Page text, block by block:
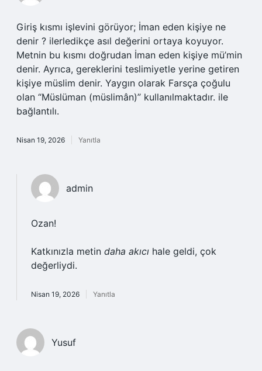
Giriş kısmı işlevini görüyor; İman eden kişiye ne
denir ? ilerledikçe asıl değerini ortaya koyuyor.
Metnin bu kısmı doğrudan İman eden kişiye mü’min
denir. Ayrıca, gereklerini teslimiyetle yerine getiren
kişiye müslim denir. Yaygın olarak Farsça çoğulu
olan “Müslüman (müslimân)” kullanılmaktadır. ile
bağlantılı.
Nisan 19, 2026 Yanıtla
admin
Ozan!
Katkınızla metin daha akıcı hale geldi, çok
değerliydi.
Nisan 19, 2026 Yanıtla
Yusuf